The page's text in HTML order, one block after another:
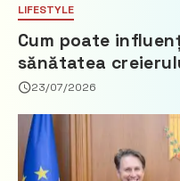
LIFESTYLE
Cum poate
sănătatea
23/07/2026